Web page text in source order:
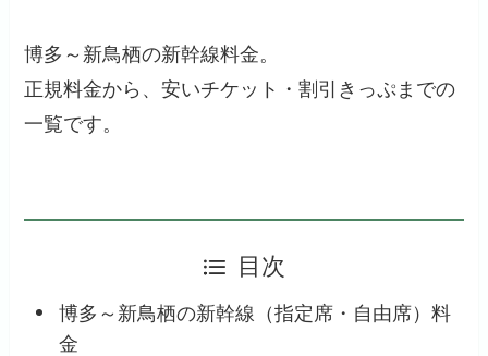
博多～新鳥栖の新幹線料金。
正規料金から、安いチケット・割引きっぷまでの
一覧です。
目次
博多～新鳥栖の新幹線（指定席・自由席）料
金